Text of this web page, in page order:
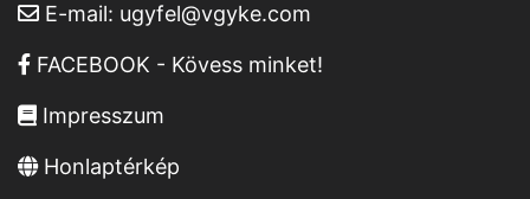
E-mail: ugyfel@vgyke.com
FACEBOOK - Kövess minket!
Impresszum
Honlaptérkép